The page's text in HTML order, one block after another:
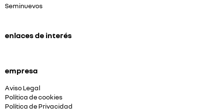
Seminuevos
enlaces de interés
empresa
Aviso Legal
Política de cookies
Política de Privacidad